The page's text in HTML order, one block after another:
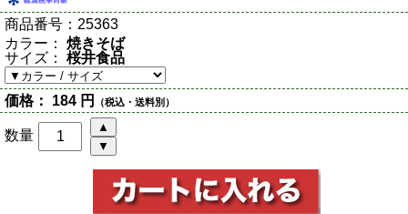
商品番号： 25363
カラー：
焼きそば
サイズ：
桜井食品
価格： 184 円 （税込・送料別）
数量